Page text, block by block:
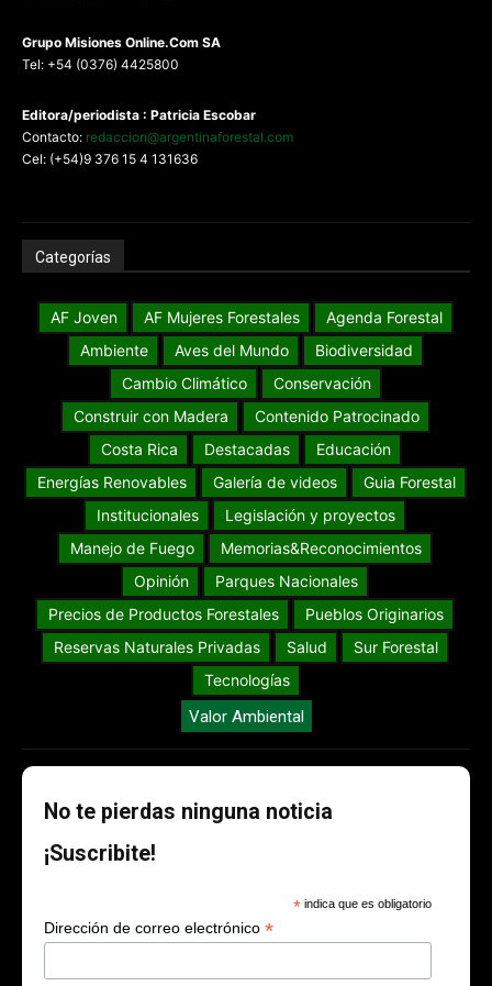
Grupo Misiones Online.Com SA
Tel: +54 (0376) 4425800
Editora/periodista : Patricia Escobar
Contacto: redaccion@argentinaforestal.com
Cel: (+54)9 376 15 4 131636
Categorías
AF Joven AF Mujeres Forestales
Agenda Forestal
Ambiente
Aves del Mundo
Biodiversidad
Cambio Climático
Conservación
Construir con Madera
Contenido Patrocinado
Costa Rica
Destacadas
Educación
Energías Renovables
Galería de videos
Guia Forestal
Institucionales
Legislación y proyectos
Manejo de Fuego
Memorias&Reconocimientos
Opinión
Parques Nacionales
Precios de Productos Forestales
Pueblos Originarios
Reservas Naturales Privadas
Salud
Sur Forestal
Tecnologías
Valor Ambiental
No te pierdas ninguna noticia
¡Suscribite!
* indica que es obligatorio
Dirección de correo electrónico *